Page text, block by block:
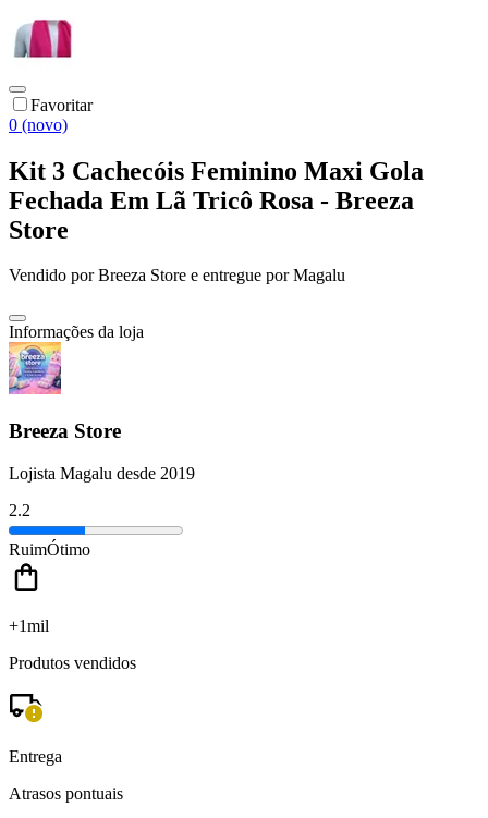
Favoritar
0 (novo)
Kit 3 Cachecóis Feminino Maxi Gola
Fechada Em Lã Tricô Rosa - Breeza
Store
Vendido porBreeza Store e entregue por Magalu
Informações da loja
Breeza Store
Lojista Magalu desde 2019
2.2
RuimÓtimo
+1mil
Produtos vendidos
Entrega
Atrasos pontuais